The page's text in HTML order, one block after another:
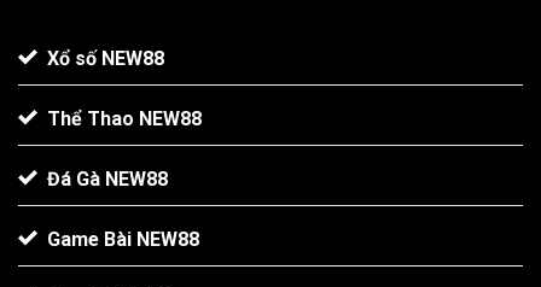
Xổ số NEW88
Thể Thao NEW88
Đá Gà NEW88
Game Bài NEW88